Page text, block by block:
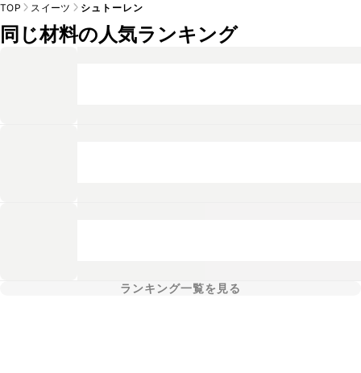
TOP スイーツ シュトーレン
同じ材料の人気ランキング
ランキング一覧を見る